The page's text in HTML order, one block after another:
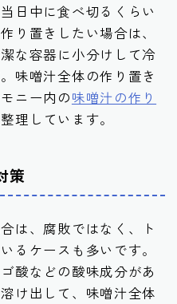
日中に食べ切るくらい
り置きしたい場合は、
な容器に小分けして冷
味噌汁全体の作り置き
ニー内の味噌汁の作り
理しています。
策
は、腐敗ではなく、ト
るケースも多いです。
酸などの酸味成分があ
け出して、味噌汁全体